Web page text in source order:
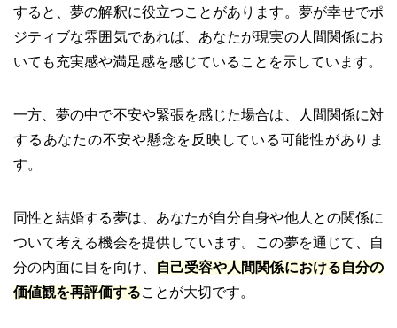
すると、夢の解釈に役立つことがあります。夢が幸せでポ
ジティブな雰囲気であれば、あなたが現実の人間関係にお
いても充実感や満足感を感じていることを示しています。
一方、夢の中で不安や緊張を感じた場合は、人間関係に対
するあなたの不安や懸念を反映している可能性がありま
す。
同性と結婚する夢は、あなたが自分自身や他人との関係に
ついて考える機会を提供しています。この夢を通じて、自
分の内面に目を向け、
自己受容や人間関係における自分の
価値観を再評価することが大切です。